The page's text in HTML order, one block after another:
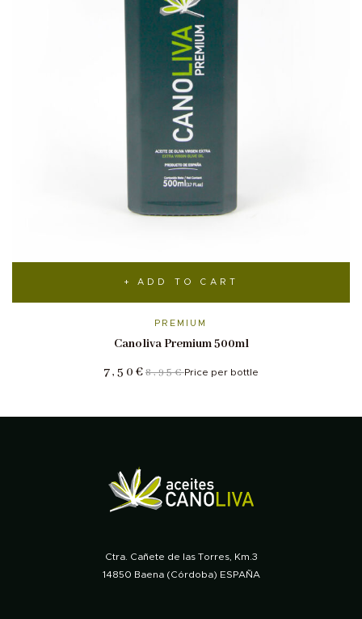
ADD TO CART
PREMIUM
Canoliva Premium 500ml
8,95€
7,50 € Price per bottle
Ctra. Cañete de las Torres, Km.3
14850 Baena (Córdoba) ESPAÑA